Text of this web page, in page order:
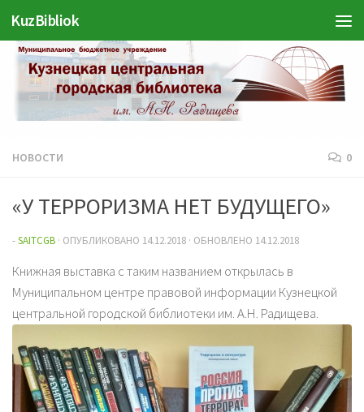
Перейти к содержимому
KuzBibliok
НОВОСТИ 0
«У ТЕРРОРИЗМА НЕТ БУДУЩЕГО»
-SAITCGB · ОПУБЛИКОВАНО 14.12.2018 · ОБНОВЛЕНО 14.12.2018
Книжная выставка с таким названием открылась в
Муниципальном центре правовой информации Кузнецкой
центральной городской библиотеки им. А.Н. Радищева.